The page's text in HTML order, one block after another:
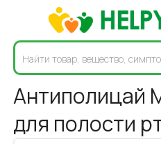
Антиполицай
для полости